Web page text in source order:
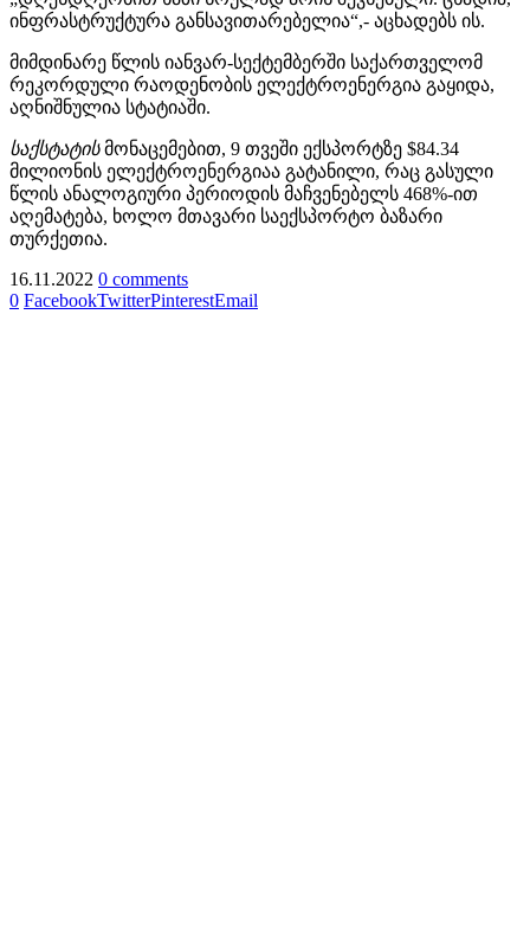
ინფრასტრუქტურა განსავითარებელია“,- აცხადებს ის.
მიმდინარე წლის იანვარ-სექტემბერში საქართველომ
რეკორდული რაოდენობის ელექტროენერგია გაყიდა,
აღნიშნულია სტატიაში.
საქსტატისმონაცემებით, 9 თვეში ექსპორტზე $84.34
მილიონის ელექტროენერგიაა გატანილი, რაც გასული
წლის ანალოგიური პერიოდის მაჩვენებელს 468%-ით
აღემატება, ხოლო მთავარი საექსპორტო ბაზარი
თურქეთია.
16.11.2022 0 comments
0 FacebookTwitterPinterestEmail